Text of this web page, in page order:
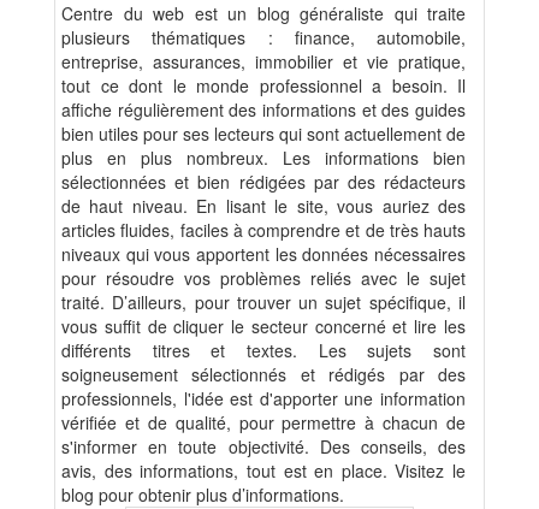
Centre du web est un blog généraliste qui traite
plusieurs thématiques : finance, automobile,
entreprise, assurances, immobilier et vie pratique,
tout ce dont le monde professionnel a besoin. Il
affiche régulièrement des informations et des guides
bien utiles pour ses lecteurs qui sont actuellement de
plus en plus nombreux. Les informations bien
sélectionnées et bien rédigées par des rédacteurs
de haut niveau. En lisant le site, vous auriez des
articles fluides, faciles à comprendre et de très hauts
niveaux qui vous apportent les données nécessaires
pour résoudre vos problèmes reliés avec le sujet
traité. D’ailleurs, pour trouver un sujet spécifique, il
vous suffit de cliquer le secteur concerné et lire les
différents titres et textes. Les sujets sont
soigneusement sélectionnés et rédigés par des
professionnels, l'idée est d'apporter une information
vérifiée et de qualité, pour permettre à chacun de
s'informer en toute objectivité. Des conseils, des
avis, des informations, tout est en place. Visitez le
blog pour obtenir plus d’informations.